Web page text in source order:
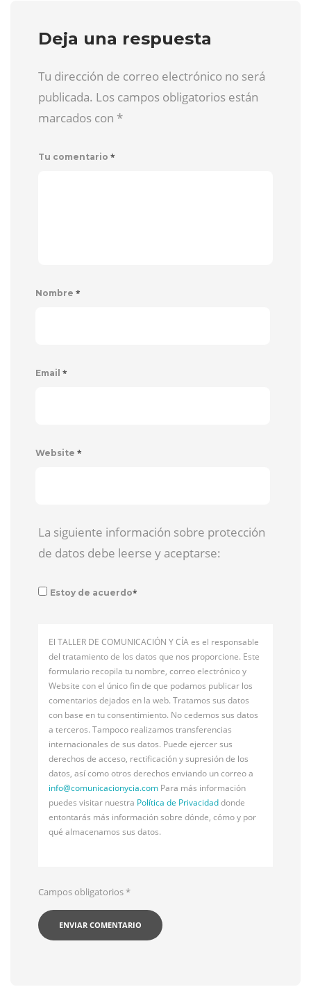
Deja una respuesta
Tu dirección de correo electrónico no será
publicada. Los campos obligatorios están
marcados con *
Tu comentario *
Nombre *
Email *
Website *
La siguiente información sobre protección
de datos debe leerse y aceptarse:
Estoy de acuerdo*
El TALLER DE COMUNICACIÓN Y CÍA es el responsable
del tratamiento de los datos que nos proporcione. Este
formulario recopila tu nombre, correo electrónico y
Website con el único fin de que podamos publicar los
comentarios dejados en la web. Tratamos sus datos
con base en tu consentimiento. No cedemos sus datos
a terceros. Tampoco realizamos transferencias
internacionales de sus datos. Puede ejercer sus
derechos de acceso, rectificación y supresión de los
datos, así como otros derechos enviando un correo a
info@comunicacionycia.com Para más información
puedes visitar nuestra Política de Privacidaddonde
entontarás más información sobre dónde, cómo y por
qué almacenamos sus datos.
Campos obligatorios*